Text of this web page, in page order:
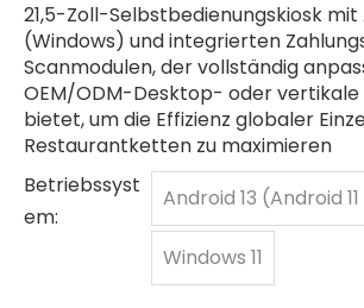
21,5-Zoll-Selbstbedienungskiosk mit
(Windows) und integrierten
Scanmodulen, der vollständig
OEM/ODM-Desktop- oder vertikale
bietet, um die Effizienz globaler
Restaurantketten zu maximieren
Betriebssyst
em:
Android 13 (Android
Windows 11